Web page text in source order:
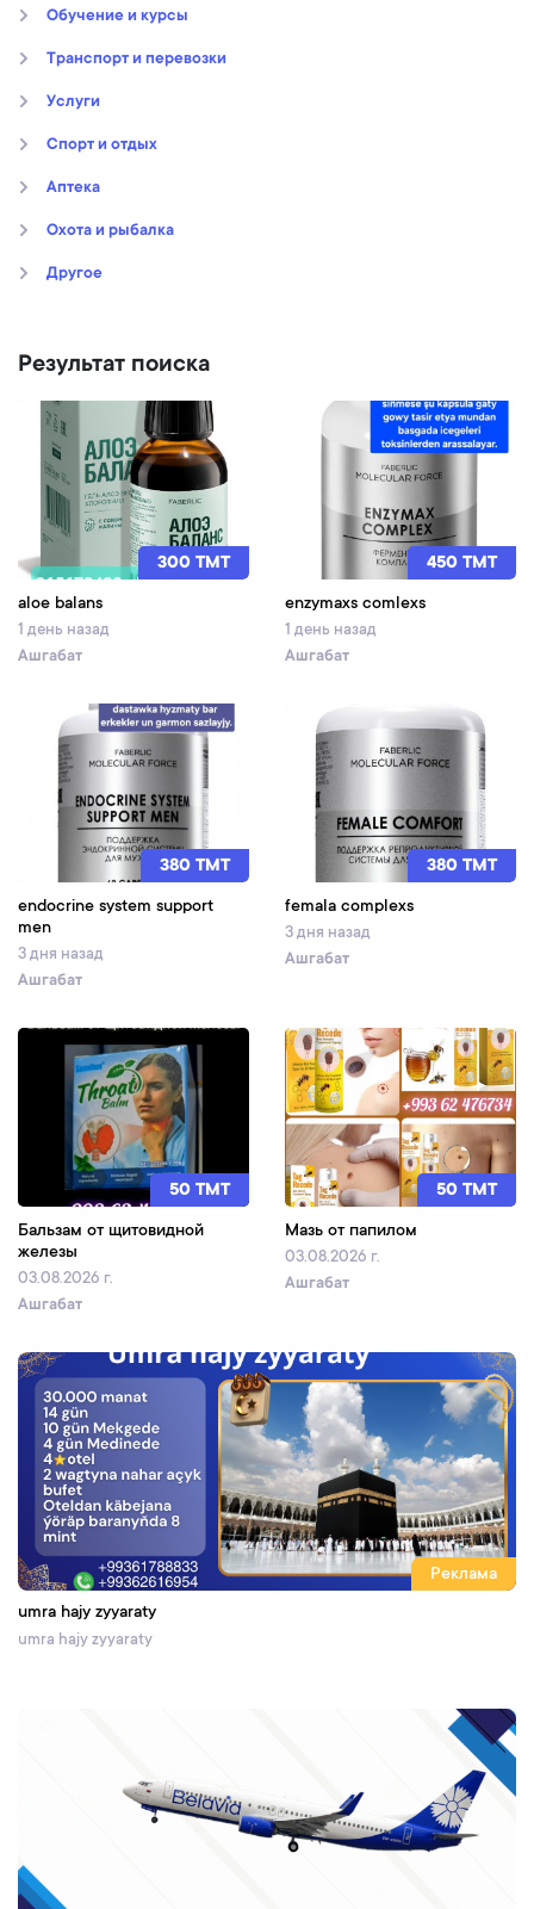
Обучение и курсы
Транспорт и перевозки
Услуги
Спорт и отдых
Аптека
Охота и рыбалка
Другое
Результат поиска
300 TMT
aloe balans
1 день назад
Ашгабат
450 TMT
enzymaxs comlexs
1 день назад
Ашгабат
380 TMT
endocrine system support
men
3 дня назад
Ашгабат
380 TMT
femala complexs
3 дня назад
Ашгабат
50 TMT
Бальзам от щитовидной
железы
03.08.2026 г.
Ашгабат
50 TMT
Мазь от папилом
03.08.2026 г.
Ашгабат
Реклама
umra hajy zyyaraty
umra hajy zyyaraty